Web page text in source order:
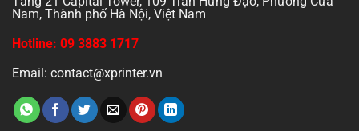
Nam, Thành phố Hà Nội, Việt Nam
Hotline: 09 3883 1717
Email: contact@xprinter.vn